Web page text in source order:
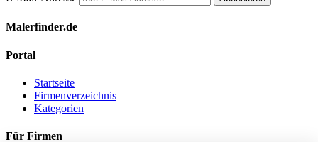
Malerfinder.de
Portal
Startseite
Firmenverzeichnis
Kategorien
Für Firmen